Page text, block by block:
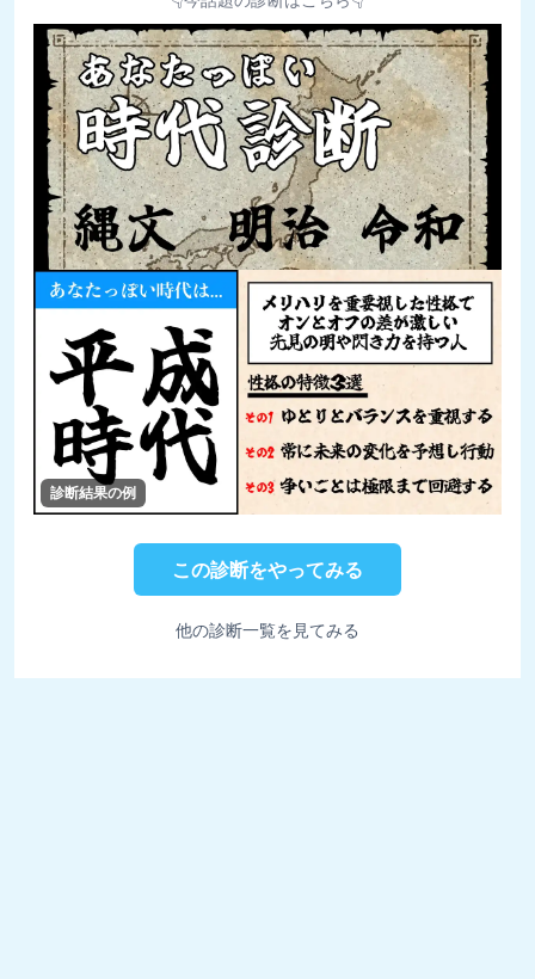
診断結果の例
この診断をやってみる
他の診断一覧を見てみる